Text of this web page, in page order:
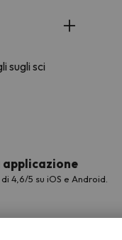
sugli sci
applicazione
4,6/5 su iOS e Android.